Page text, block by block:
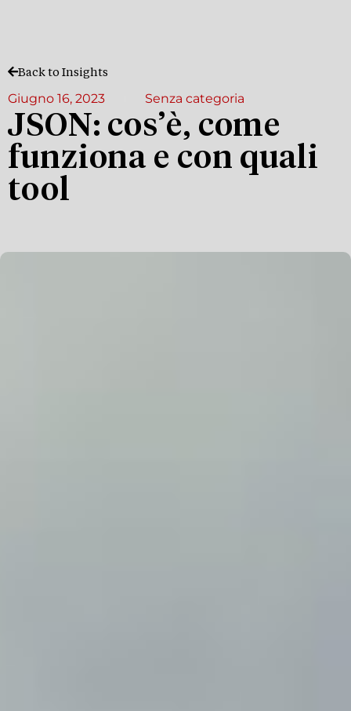
Back to Insights
Giugno 16, 2023 Senza categoria
JSON: cos’è, come
funziona e con quali
tool